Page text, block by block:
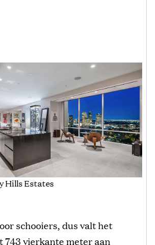
Hills Estates
schooiers, dus valt het
743 vierkante meter aan